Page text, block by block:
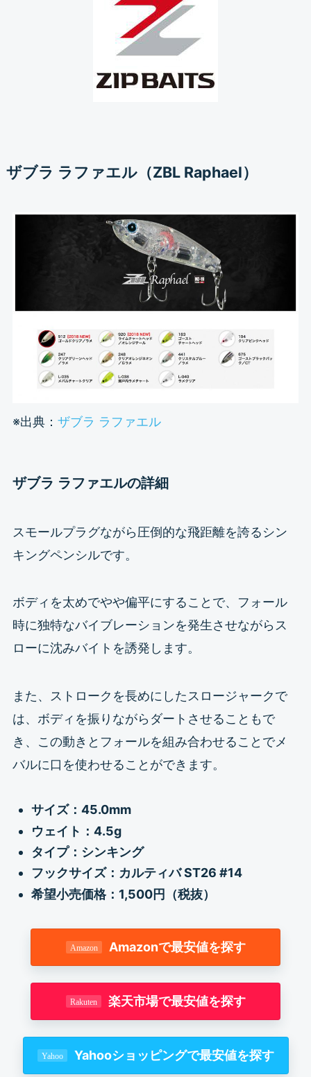
ザブラ ラファエル（ZBL Raphael）
※出典： ザブラ ラファエル
ザブラ ラファエルの詳細
スモールプラグながら圧倒的な飛距離を誇るシン
キングペンシルです。
ボディを太めでやや偏平にすることで、フォール
時に独特なバイブレーションを発生させながらス
ローに沈みバイトを誘発します。
また、ストロークを長めにしたスロージャークで
は、ボディを振りながらダートさせることもで
き、この動きとフォールを組み合わせることでメ
バルに口を使わせることができます。
サイズ：45.0mm
ウェイト：4.5g
タイプ：シンキング
フックサイズ：カルティバ ST26 #14
希望小売価格：1,500円（税抜）
Amazonで最安値を探す
楽天市場で最安値を探す
Yahooショッピングで最安値を探す